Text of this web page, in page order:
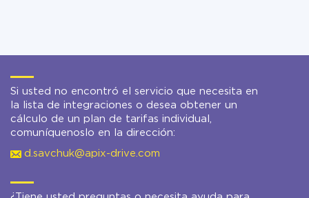
Si usted no encontró el servicio que necesita en
la lista de integraciones o desea obtener un
cálculo de un plan de tarifas individual,
comuníquenoslo en la dirección:
d.savchuk@apix-drive.com